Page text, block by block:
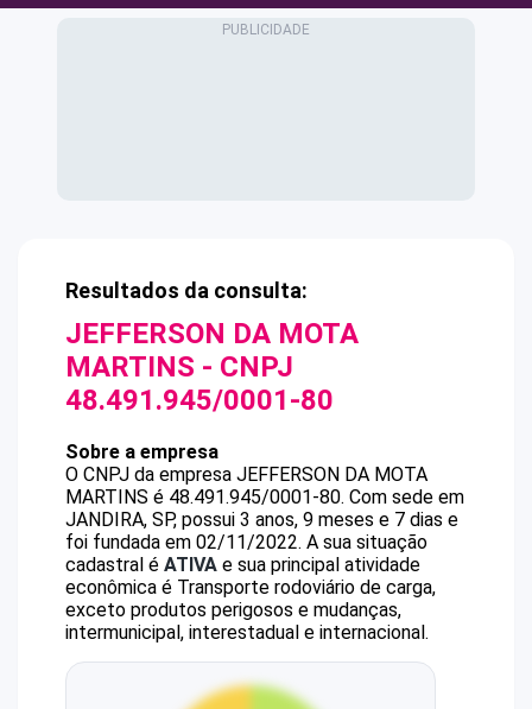
Resultados da consulta:
JEFFERSON DA MOTA
MARTINS - CNPJ
48.491.945/0001-80
Sobre a empresa
O CNPJ da empresa JEFFERSON DA MOTA
MARTINS é 48.491.945/0001-80. Com sede em
JANDIRA, SP, possui 3 anos, 9 meses e 7 dias e
foi fundada em 02/11/2022. A sua situação
cadastral é ATIVA e sua principal atividade
econômica é Transporte rodoviário de carga,
exceto produtos perigosos e mudanças,
intermunicipal, interestadual e internacional.